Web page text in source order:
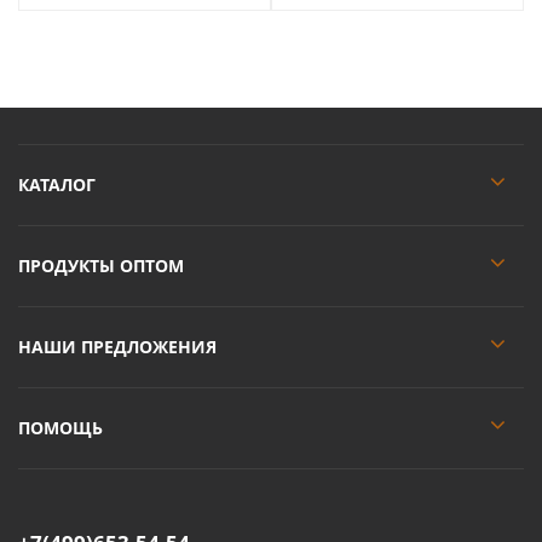
КАТАЛОГ
ПРОДУКТЫ ОПТОМ
НАШИ ПРЕДЛОЖЕНИЯ
ПОМОЩЬ